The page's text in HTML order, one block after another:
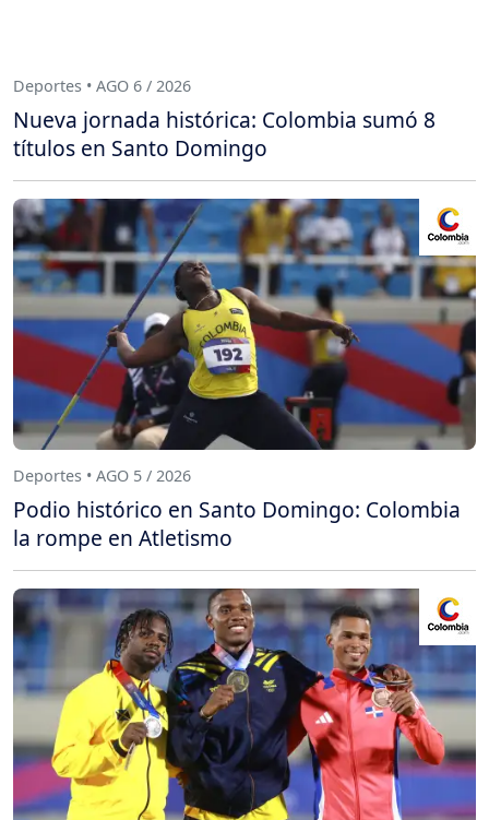
Deportes • AGO 6 / 2026
Nueva jornada histórica: Colombia sumó 8
títulos en Santo Domingo
Deportes • AGO 5 / 2026
Podio histórico en Santo Domingo: Colombia
la rompe en Atletismo